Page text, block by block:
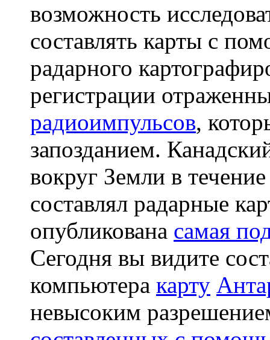
возможность
составлять карты с
радарного
регистрации
радиоимпульсов,
запозданием.
вокруг Земли в
составлял радарные
опубликована самая
Сегодня вы видите
компьютера карту
невысоким